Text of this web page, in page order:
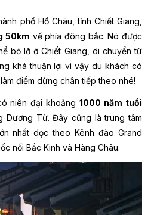
phố Hồ Châu, tỉnh Chiết Giang,
50km về phía đông bắc. Nó được
bỏ lỡ ở Chiết Giang, di chuyển từ
khá thuận lợi vì vậy du khách có
điểm dừng chân tiếp theo nhé!
niên đại khoảng1000 năm tuổi
Dương Tử. Đây cũng là trung tâm
nhất dọc theo Kênh đào Grand
nối Bắc Kinh và Hàng Châu.